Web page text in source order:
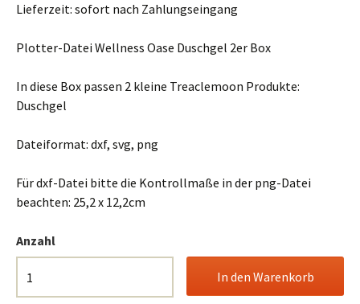
Lieferzeit: sofort nach Zahlungseingang
Plotter-Datei Wellness Oase Duschgel 2er Box
In diese Box passen 2 kleine Treaclemoon Produkte:
Duschgel
Dateiformat: dxf, svg, png
Für dxf-Datei bitte die Kontrollmaße in der png-Datei
beachten: 25,2 x 12,2cm
Anzahl